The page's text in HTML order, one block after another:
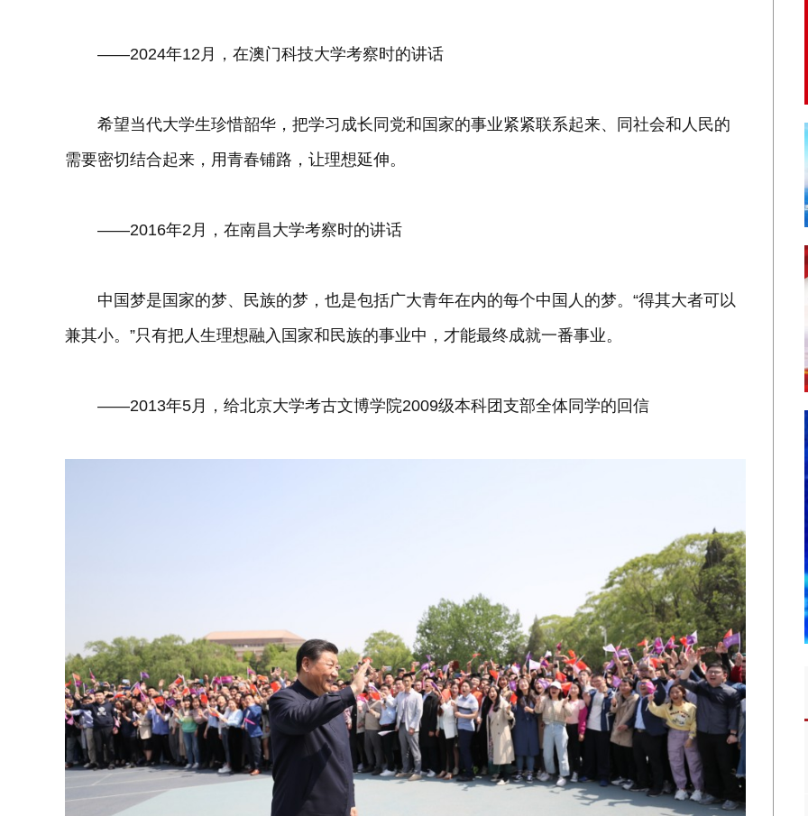
——2024年12月，在澳门科技大学考察时的讲话
希望当代大学生珍惜韶华，把学习成长同党和国家的事业紧紧联系起来、同社会和人民的
需要密切结合起来，用青春铺路，让理想延伸。
——2016年2月，在南昌大学考察时的讲话
中国梦是国家的梦、民族的梦，也是包括广大青年在内的每个中国人的梦。“得其大者可以
兼其小。”只有把人生理想融入国家和民族的事业中，才能最终成就一番事业。
——2013年5月，给北京大学考古文博学院2009级本科团支部全体同学的回信